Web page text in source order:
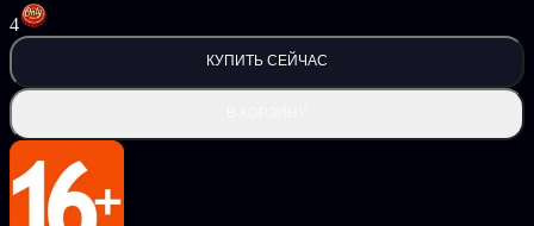
4
КУПИТЬ СЕЙЧАС